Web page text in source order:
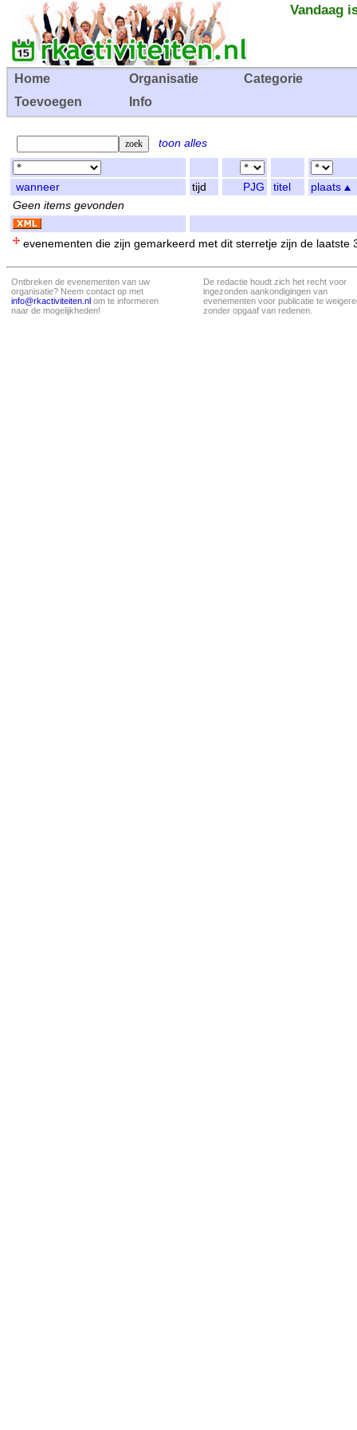
Vandaag
Home Organisatie
Categorie
Toevoegen
Info
toon alles
wanneer tijd PJG titel
plaats
Geen items gevonden
evenementen die zijn gemarkeerd met dit sterretje zijn de laatste
Ontbreken de evenementen van uw
organisatie? Neem contact op met
info@rkactiviteiten.nl om te informeren
naar de mogelijkheden!
De redactie houdt zich het recht voor
ingezonden aankondigingen van
evenementen voor publicatie te
zonder opgaaf van redenen.